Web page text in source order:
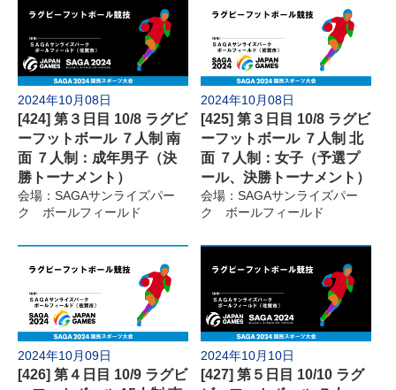
2024年10月08日
[424] 第３日目 10/8 ラグビ
ーフットボール ７人制 南
面 ７人制：成年男子（決
勝トーナメント）
会場：SAGAサンライズパー
ク ボールフィールド
2024年10月08日
[425] 第３日目 10/8 ラグビ
ーフットボール ７人制 北
面 ７人制：女子（予選プ
ール、決勝トーナメント）
会場：SAGAサンライズパー
ク ボールフィールド
2024年10月09日
[426] 第４日目 10/9 ラグビ
2024年10月10日
[427] 第５日目 10/10 ラグ